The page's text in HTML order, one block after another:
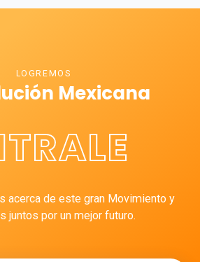
LOGREMOS
Mexicana
acerca de este gran Movimiento y
juntos por un mejor futuro.